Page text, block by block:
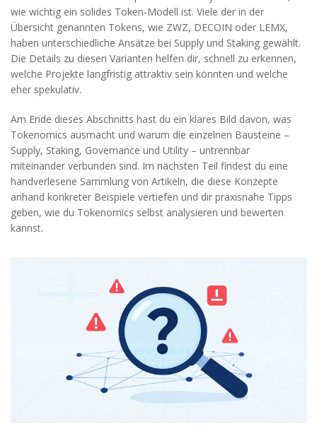
wie wichtig ein solides Token‑Modell ist. Viele der in der
Übersicht genannten Tokens, wie ZWZ, DECOIN oder LEMX,
haben unterschiedliche Ansätze bei Supply und Staking gewählt.
Die Details zu diesen Varianten helfen dir, schnell zu erkennen,
welche Projekte langfristig attraktiv sein könnten und welche
eher spekulativ.
Am Ende dieses Abschnitts hast du ein klares Bild davon, was
Tokenomics ausmacht und warum die einzelnen Bausteine –
Supply, Staking, Governance und Utility – untrennbar
miteinander verbunden sind. Im nächsten Teil findest du eine
handverlesene Sammlung von Artikeln, die diese Konzepte
anhand konkreter Beispiele vertiefen und dir praxisnahe Tipps
geben, wie du Tokenomics selbst analysieren und bewerten
kannst.